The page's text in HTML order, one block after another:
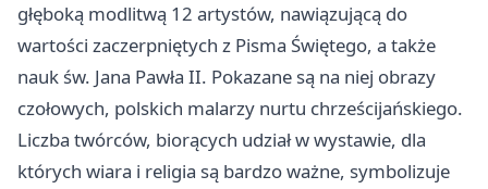
głęboką modlitwą 12 artystów, nawiązującą do
wartości zaczerpniętych z Pisma Świętego, a także
nauk św. Jana Pawła II. Pokazane są na niej obrazy
czołowych, polskich malarzy nurtu chrześcijańskiego.
Liczba twórców, biorących udział w wystawie, dla
których wiara i religia są bardzo ważne, symbolizuje